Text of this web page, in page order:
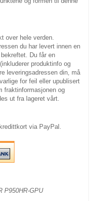
over hele verden.
du har levert innen en
Du får en
produktinfo og
leveringsadressen din, må
for feil eller upublisert
fraktinformasjonen og
ut fra lageret vårt.
via PayPal.
P950HR-GPU